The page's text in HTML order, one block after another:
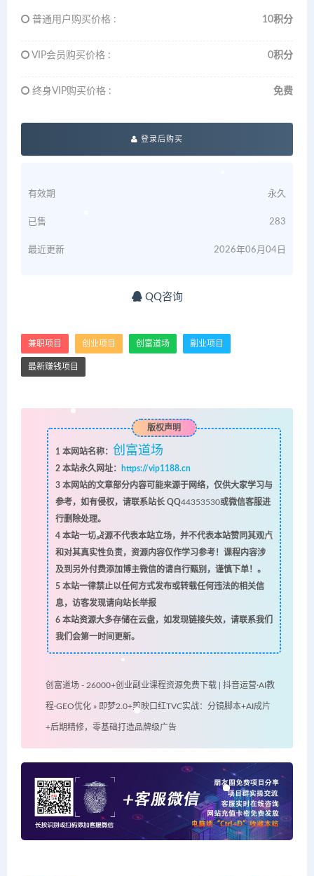
普通用户购买价格 : 10积分
VIP会员购买价格 : 0积分
终身VIP购买价格 : 免费
登录后购买
有效期 永久
已售 283
最近更新 2026年06月04日
QQ咨询
兼职项目 创业项目 创富道场 副业项目
最新赚钱项目
版权声明
1 本网站名称： 创富道场
2本站永久网址：
https://vip1188.cn
3本网站的文章部分内容可能来源于网络，仅供大家学习与
参考，如有侵权，请联系站长 QQ44353530或微信客服进
行删除处理。
4本站一切资源不代表本站立场，并不代表本站赞同其观点
和对其真实性负责，资源内容仅作学习参考！课程内容涉
及到另外付费添加博主微信的请自行甄别，谨慎下单！。
5本站一律禁止以任何方式发布或转载任何违法的相关信
息，访客发现请向站长举报
6本站资源大多存储在云盘，如发现链接失效，请联系我们
我们会第一时间更新。
创富道场 - 26000+创业副业课程资源免费下载 | 抖音运营·AI教
程·GEO优化 » 即梦2.0+剪映口红TVC实战：分镜脚本+AI成片
+后期精修，零基础打造品牌级广告